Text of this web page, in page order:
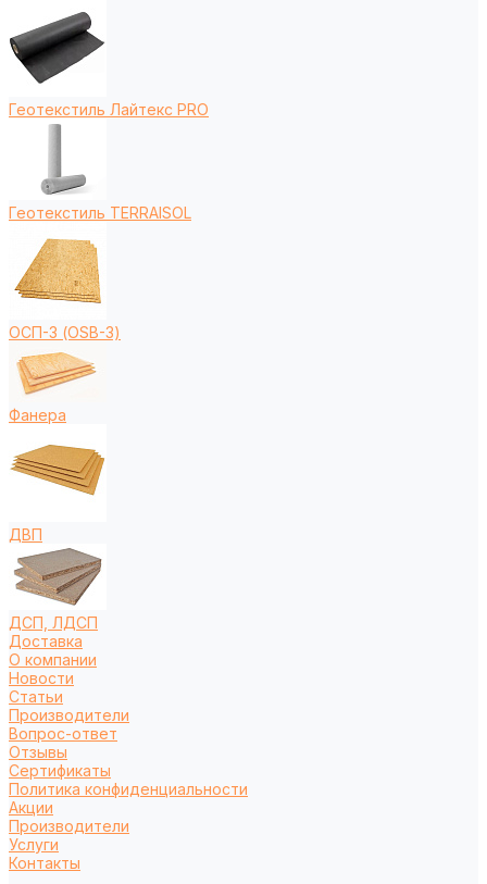
Геотекстиль Лайтекс PRO
Геотекстиль TERRAISOL
ОСП-3 (OSB-3)
Фанера
ДВП
ДСП, ЛДСП
Доставка
О компании
Новости
Статьи
Производители
Вопрос-ответ
Отзывы
Сертификаты
Политика конфиденциальности
Акции
Производители
Услуги
Контакты